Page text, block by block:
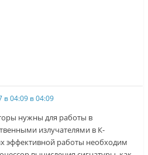
в 04:09 в 04:09
нужны для работы в
излучателями в К-
эффективной работы необходим